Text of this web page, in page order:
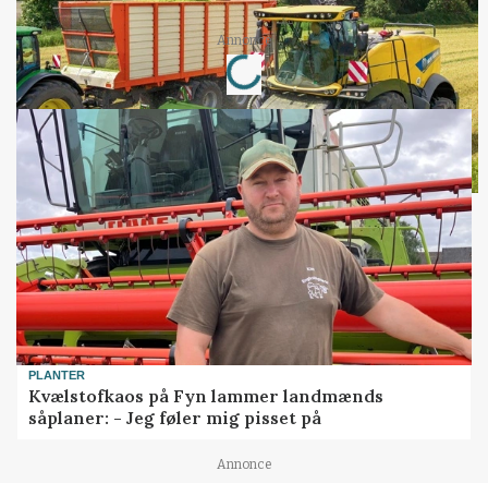
Annonce
Loading...
PLANTER
Kvælstofkaos på Fyn lammer landmænds
såplaner: - Jeg føler mig pisset på
Annonce